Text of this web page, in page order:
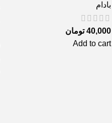
بادام
40,000 تومان
Add to cart